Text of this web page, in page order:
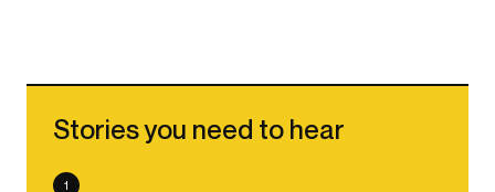
Stories you need to hear
1